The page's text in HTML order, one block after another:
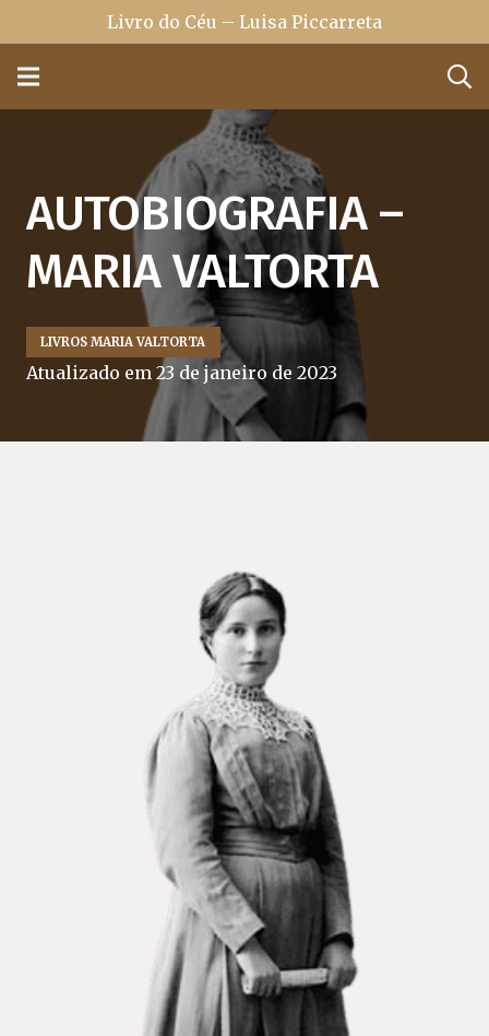
Livro do Céu – Luisa Piccarreta
AUTOBIOGRAFIA –
MARIA VALTORTA
LIVROS MARIA VALTORTA
Atualizado em 23 de janeiro de 2023